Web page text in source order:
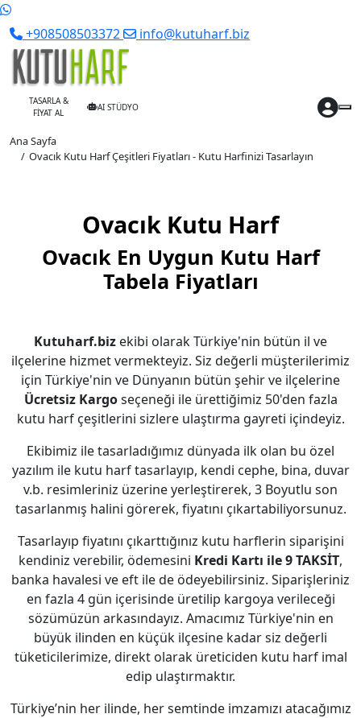
+908508503372 info@kutuharf.biz
TASARLA &
FİYAT AL
AI STÜDYO
Ana Sayfa
Ovacık Kutu Harf Çeşitleri Fiyatları - Kutu Harfinizi Tasarlayın
Ovacık Kutu Harf
Ovacık En Uygun Kutu Harf
Tabela Fiyatları
Kutuharf.biz ekibi olarak Türkiye'nin bütün il ve
ilçelerine hizmet vermekteyiz. Siz değerli müşterilerimiz
için Türkiye'nin ve Dünyanın bütün şehir ve ilçelerine
Ücretsiz Kargoseçeneği ile ürettiğimiz 50'den fazla
kutu harf çeşitlerini sizlere ulaştırma gayreti içindeyiz.
Ekibimiz ile tasarladığımız dünyada ilk olan bu özel
yazılım ile kutu harf tasarlayıp, kendi cephe, bina, duvar
v.b. resimleriniz üzerine yerleştirerek, 3 Boyutlu son
tasarlanmış halini görerek, fiyatını çıkartabiliyorsunuz.
Tasarlayıp fiyatını çıkarttığınız kutu harflerin siparişini
kendiniz verebilir, ödemesini Kredi Kartı ile 9 TAKSİT,
banka havalesi ve eft ile de ödeyebilirsiniz. Siparişleriniz
en fazla 4 gün içerisinde üretilip kargoya verileceği
sözümüzün arkasındayız. Amacımız Türkiye'nin en
büyük ilinden en küçük ilçesine kadar siz değerli
tüketicilerimize, direkt olarak üreticiden kutu harf imal
edip ulaştırmaktır.
Türkiye’nin her ilinde, her semtinde imzamızı atacağımız